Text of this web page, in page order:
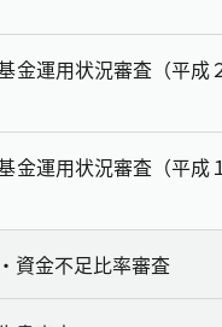
金運用状況審査（平成
金運用状況審査（平成
資金不足比率審査